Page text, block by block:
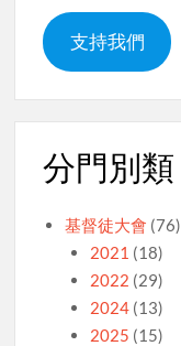
支持我們
分門別類
基督徒大會 (76)
2021 (18)
2022 (29)
2024(13)
2025 (15)